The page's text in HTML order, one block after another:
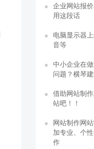
企业网站报
用这段话
电脑显示器
音等
中小企业在
问题？横琴
借助网站制
站吧！！
网站制作网
加专业、个
作